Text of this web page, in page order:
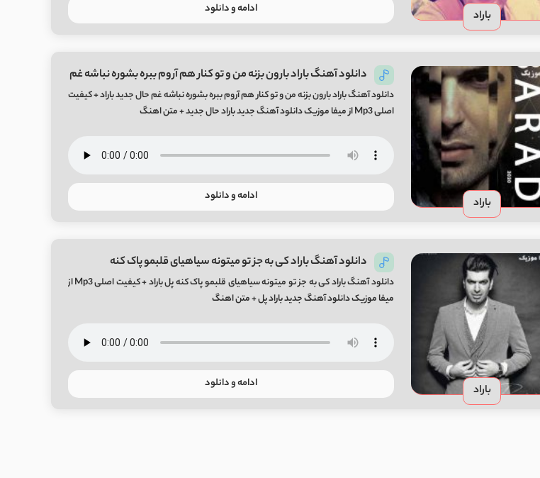
باراد ادامه و دانلود
باراد
دانلود آهنگ باراد بارون بزنه من و تو کنار هم آروم ببره بشوره نباشه غم
دانلود آهنگ باراد بارون بزنه من و تو کنار هم آروم ببره بشوره نباشه غم حال جدید باراد + کیفیت
اصلی Mp3 از میفا موزیک دانلود آهنگ جدید باراد حال جدید + متن اهنگ
ادامه و دانلود
باراد
دانلود آهنگ باراد کی به جز تو میتونه سیاهیای قلبمو پاک کنه
دانلود آهنگ باراد کی به جز تو میتونه سیاهیای قلبمو پاک کنه پل باراد + کیفیت اصلی Mp3 از
میفا موزیک دانلود آهنگ جدید باراد پل + متن اهنگ
ادامه و دانلود